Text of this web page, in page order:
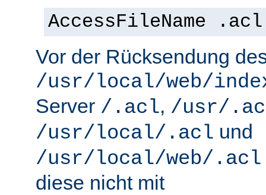
AccessFileName .acl
Vor der Rücksendung
/usr/local/web/
Server /.acl, /usr/
/usr/local/.acl und
/usr/local/web/.acl
diese nicht mit